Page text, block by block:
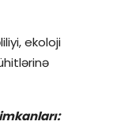
ekoloji